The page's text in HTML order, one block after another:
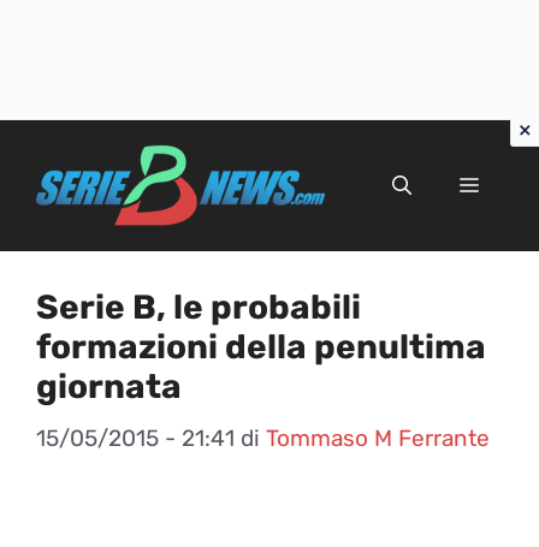
Menu
Serie B, le probabili
formazioni della penultima
giornata
15/05/2015 - 21:41 di Tommaso M Ferrante